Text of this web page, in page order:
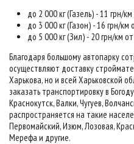
до 2 000 кг (Газель) - 11 грн/
до 3 000 кг (Газон) - 16 грн/км
до 5 000 кг (Зил) - 20 грн/км
Благодаря большому автопарку
осуществляют доставку
Харькова, но и всей Харьковской
заказать транспортировку в
Краснокутск, Валки, Чугуев,
распространяется на такие
Первомайский, Изюм, Лозовая,
Мерефа и другие.